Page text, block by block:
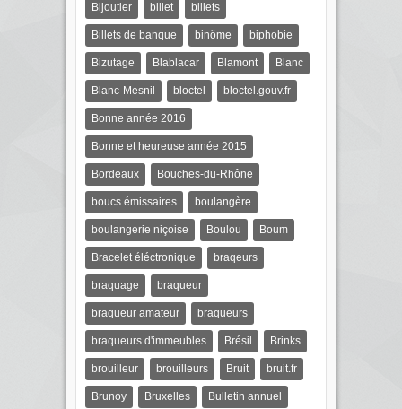
Bijoutier billet billets
Billets de banque binôme biphobie
Bizutage Blablacar Blamont Blanc
Blanc-Mesnil bloctel bloctel.gouv.fr
Bonne année 2016
Bonne et heureuse année 2015
Bordeaux Bouches-du-Rhône
boucs émissaires boulangère
boulangerie niçoise Boulou Boum
Bracelet éléctronique braqeurs
braquage braqueur
braqueur amateur braqueurs
braqueurs d'immeubles Brésil Brinks
brouilleur brouilleurs Bruit bruit.fr
Brunoy Bruxelles Bulletin annuel